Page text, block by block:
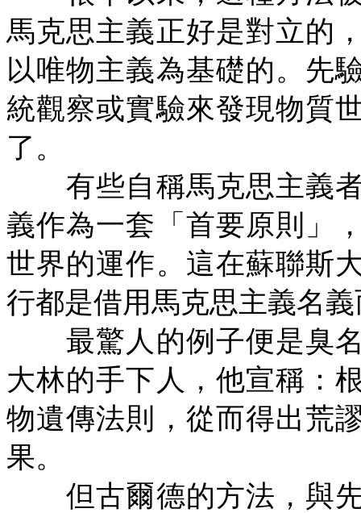
馬克思主義正好是對立的
以唯物主義為基礎的。先
統觀察或實驗來發現物質
了。
有些自稱馬克思主義者
義作為一套「首要原則」
世界的運作。這在蘇聯斯
行都是借用馬克思主義名
最驚人的例子便是臭名
大林的手下人，他宣稱：
物遺傳法則，從而得出荒
果。
但古爾德的方法，與先